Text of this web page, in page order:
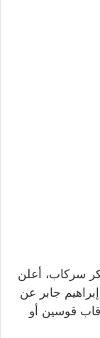
2فبراير بمعسكر سركاب، أعلن
جابر عن
قاب قوسين أو